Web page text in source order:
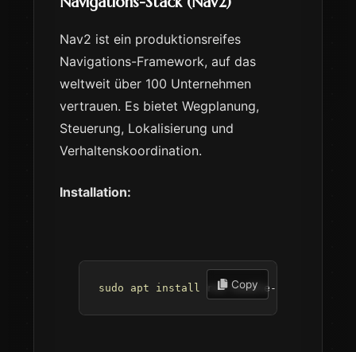
Nav2 ist ein produktionsreifes
Navigations-Framework, auf das
weltweit über 100 Unternehmen
vertrauen. Es bietet Wegplanung,
Steuerung, Lokalisierung und
Verhaltenskoordination.
Installation:
Copy
sudo apt install ros-humble-navigation2